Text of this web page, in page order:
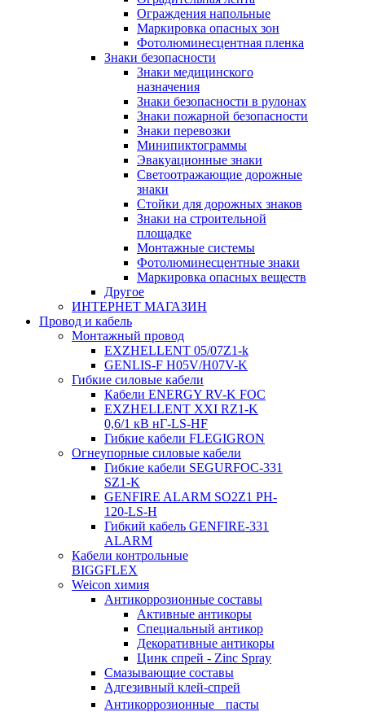
Ограждения напольные
Маркировка опасных зон
Фотолюминесцентная пленка
Знаки безопасности
Знаки медицинского
назначения
Знаки безопасности в рулонах
Знаки пожарной безопасности
Знаки перевозки
Минипиктограммы
Эвакуационные знаки
Светоотражающие дорожные
знаки
Стойки для дорожных знаков
Знаки на строительной
площадке
Монтажные системы
Фотолюминесцентные знаки
Маркировка опасных веществ
Другое
ИНТЕРНЕТ МАГАЗИН
Провод и кабель
Монтажный провод
EXZHELLENT 05/07Z1-k
GENLIS-F Н05V/H07V-K
Гибкие силовые кабели
Кабели ENERGY RV-K FOC
EXZHELLENT XXI RZ1-K
0,6/1 кВ нГ-LS-HF
Гибкие кабели FLEGIGRON
Огнеупорные силовые кабели
Гибкие кабели SEGURFOC-331
SZ1-K
GENFIRE ALARM SO2Z1 PH-
120-LS-H
Гибкий кабель GENFIRE-331
ALARM
Кабели контрольные
BIGGFLEX
Weicon химия
Антикоррозионные составы
Активные антикоры
Специальный антикор
Декоративные антикоры
Цинк спрей - Zinc Spray
Смазывающие составы
Адгезивный клей-спрей
Антикоррозионные пасты